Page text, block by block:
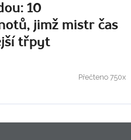
10
jimž mistr čas
třpyt
Přečteno 750x